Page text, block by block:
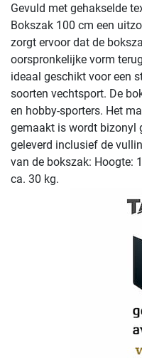
Gevuld met gehakselde
Bokszak 100 cm een
zorgt ervoor dat de
oorspronkelijke vorm
ideaal geschikt voor een
soorten vechtsport. De
en hobby-sporters. Het
gemaakt is wordt bizonyl
geleverd inclusief de
van de bokszak: Hoogte:
ca. 30 kg.